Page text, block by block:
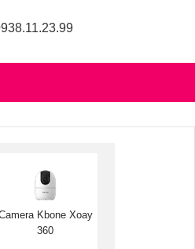
Kbone Xoay
360